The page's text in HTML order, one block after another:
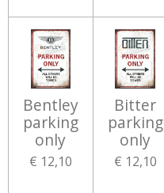
Bentley
parking
only
€ 12,10
Bitter
parking
only
€ 12,10